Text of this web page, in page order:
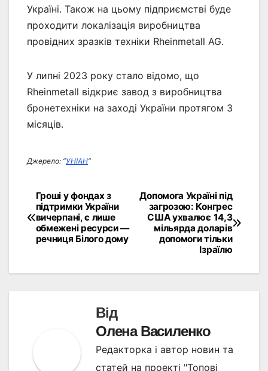
Україні. Також на цьому підприємстві буде
проходити локалізація виробництва
провідних зразків техніки Rheinmetall AG.
У липні 2023 року стало відомо, що
Rheinmetall відкриє завод з виробництва
бронетехніки на заході України протягом 3
місяців.
Джерело: “УНІАН“
Навігація
записів
Допомога Україні під
загрозою: Конгрес
США ухвалює 14,3
мільярда доларів
допомоги тільки
Ізраїлю
Гроші у фондах з
підтримки України
вичерпані, є лише
обмежені ресурси —
речниця Білого дому
Від
Олена Василенко
Редакторка і автор новин та
статей на проекті "Топові